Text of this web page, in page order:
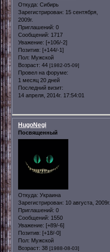
Откуда: Сибирь
Зарегистрирован: 15 сентября,
2009г.
Приглашений: 0
Сообщений: 1717
Уважение: [+106/-2]
Позитив: [+144/-1]
Пол: Мужской
Возраст: 44 [1982-05-09]
Провел на форуме:
1 месяц 20 дней
Последний визит:
14 апреля, 2014г. 17:54:01
HugoNegi
Посвященный
Откуда: Украина
Зарегистрирован: 10 августа, 2009г.
Приглашений: 0
Сообщений: 1550
Уважение: [+89/-6]
Позитив: [+18/-0]
Пол: Мужской
Возраст: 38 [1988-08-03]